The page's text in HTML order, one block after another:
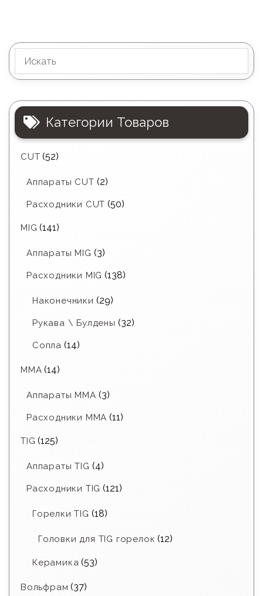
Категории Товаров
CUT (52)
Аппараты CUT (2)
Расходники CUT (50)
MIG (141)
Аппараты MIG (3)
Расходники MIG (138)
Наконечники (29)
Рукава \ Булдены (32)
Сопла (14)
MMA (14)
Аппараты MMA (3)
Расходники ММА (11)
TIG (125)
Аппараты TIG (4)
Расходники TIG (121)
Горелки TIG (18)
Головки для TIG горелок (12)
Керамика (53)
Вольфрам (37)